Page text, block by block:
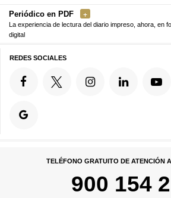
Periódico en PDF
La experiencia de lectura del diario impreso, ahora, en
digital
REDES SOCIALES
TELÉFONO GRATUITO DE ATENCIÓN
900 154